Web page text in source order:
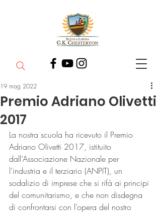
Premio Adriano Olivetti
2017
19 mag 2022
La nostra scuola ha ricevuto il Premio
Adriano Olivetti 2017, istituito
dall’Associazione Nazionale per
l’industria e il terziario (ANPIT), un
sodalizio di imprese che si rifà ai principi
del comunitarismo, e che non disdegna
di confrontarsi con l’opera del nostro